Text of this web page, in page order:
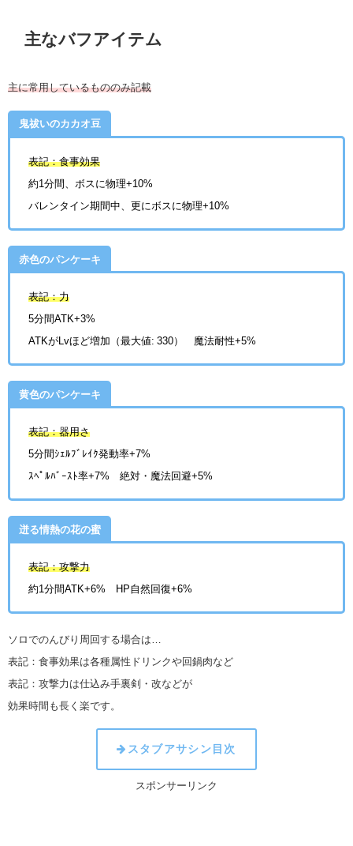
主なバフアイテム
主に常用しているもののみ記載
鬼祓いのカカオ豆
表記：食事効果
約1分間、ボスに物理+10%
バレンタイン期間中、更にボスに物理+10%
赤色のパンケーキ
表記：力
5分間ATK+3%
ATKがLvほど増加（最大値: 330） 魔法耐性+5%
黄色のパンケーキ
表記：器用さ
5分間ｼｪﾙﾌﾞﾚｲｸ発動率+7%
ｽﾍﾟﾙﾊﾞｰｽﾄ率+7% 絶対・魔法回避+5%
迸る情熱の花の蜜
表記：攻撃力
約1分間ATK+6% HP自然回復+6%
ソロでのんびり周回する場合は…
表記：食事効果は各種属性ドリンクや回鍋肉など
表記：攻撃力は仕込み手裏剣・改などが
効果時間も長く楽です。
スタブアサシン目次
スポンサーリンク